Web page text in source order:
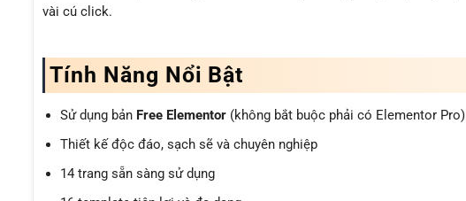
vài cú click.
Tính Năng Nổi Bật
Sử dụng bản Free Elementor(không bắt buộc phải có Elementor Pro)
Thiết kế độc đáo, sạch sẽ và chuyên nghiệp
14 trang sẵn sàng sử dụng